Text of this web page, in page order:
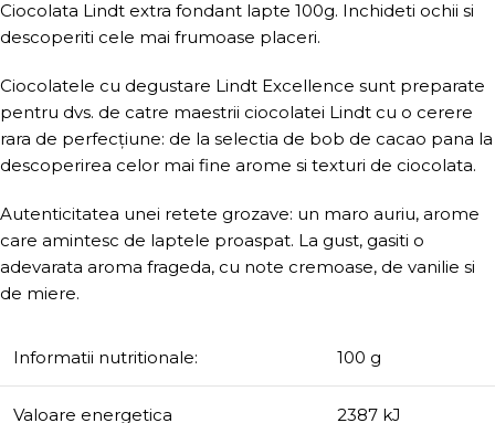
Ciocolata Lindt extra fondant lapte 100g. Inchideti ochii si
descoperiti cele mai frumoase placeri.
Ciocolatele cu degustare Lindt Excellence sunt preparate
pentru dvs. de catre maestrii ciocolatei Lindt cu o cerere
rara de perfecțiune: de la selectia de bob de cacao pana la
descoperirea celor mai fine arome si texturi de ciocolata.
Autenticitatea unei retete grozave: un maro auriu, arome
care amintesc de laptele proaspat. La gust, gasiti o
adevarata aroma frageda, cu note cremoase, de vanilie si
de miere.
Informatii nutritionale: 100 g
Valoare energetica 2387 kJ